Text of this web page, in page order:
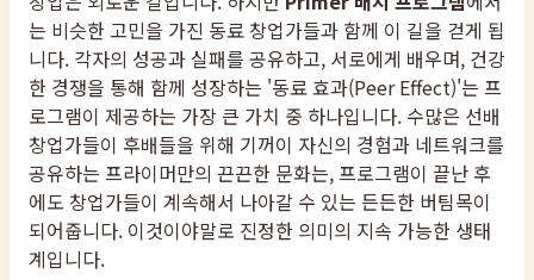
는 비슷한 고민을 가진 동료 창업가들과 함께 이 길을 걷게 됩
니다. 각자의 성공과 실패를 공유하고, 서로에게 배우며, 건강
한 경쟁을 통해 함께 성장하는 '동료 효과(Peer Effect)'는 프
로그램이 제공하는 가장 큰 가치 중 하나입니다. 수많은 선배
창업가들이 후배들을 위해 기꺼이 자신의 경험과 네트워크를
공유하는 프라이머만의 끈끈한 문화는, 프로그램이 끝난 후
에도 창업가들이 계속해서 나아갈 수 있는 든든한 버팀목이
되어줍니다. 이것이야말로 진정한 의미의 지속 가능한 생태
계입니다.